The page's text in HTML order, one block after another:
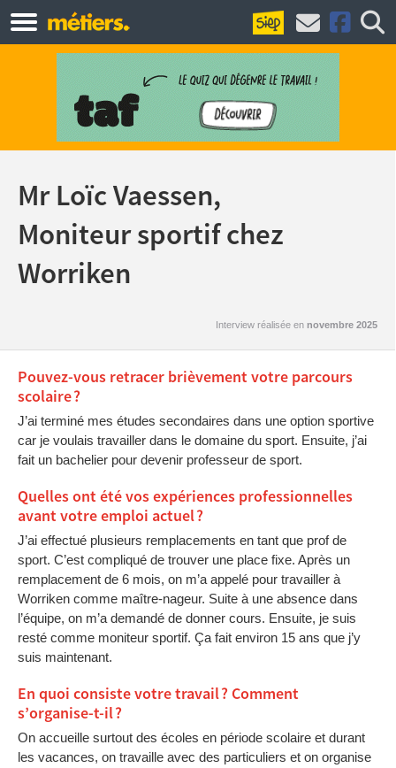
Mr Loïc Vaessen,
Moniteur sportif chez
Worriken
Interview réalisée en novembre 2025
Pouvez-vous retracer brièvement votre parcours
scolaire ?
J’ai terminé mes études secondaires dans une option sportive
car je voulais travailler dans le domaine du sport. Ensuite, j’ai
fait un bachelier pour devenir professeur de sport.
Quelles ont été vos expériences professionnelles
avant votre emploi actuel ?
J’ai effectué plusieurs remplacements en tant que prof de
sport. C’est compliqué de trouver une place fixe. Après un
remplacement de 6 mois, on m’a appelé pour travailler à
Worriken comme maître-nageur. Suite à une absence dans
l’équipe, on m’a demandé de donner cours. Ensuite, je suis
resté comme moniteur sportif. Ça fait environ 15 ans que j’y
suis maintenant.
En quoi consiste votre travail ? Comment
s’organise-t-il ?
On accueille surtout des écoles en période scolaire et durant
les vacances, on travaille avec des particuliers et on organise